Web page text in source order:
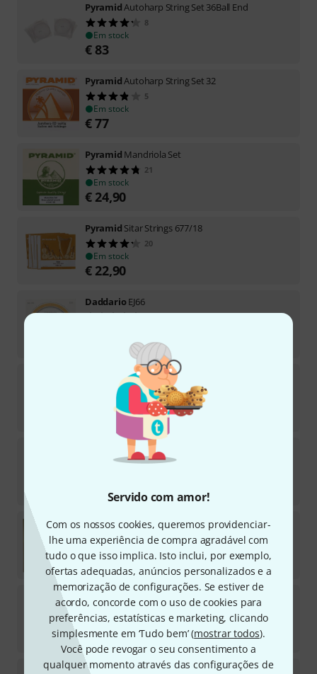
Servido com amor!
Com os nossos cookies, queremos providenciar-
lhe uma experiência de compra agradável com
tudo o que isso implica. Isto inclui, por exemplo,
ofertas adequadas, anúncios personalizados e a
memorização de configurações. Se estiver de
acordo, concorde com o uso de cookies para
preferências, estatísticas e marketing, clicando
simplesmente em ‘Tudo bem’ (mostrar todos).
Você pode revogar o seu consentimento a
qualquer momento através das configurações de
PyramidAutoharp String Set 36Ball End
8
Em stock
€ 83
PyramidAutoharp String Set 32
5
Em stock
€77
Pyramid Mandriola Set
21
Em stock
€ 24,90
Pyramid Sitar Strings 677/18
20
Em stock
€ 22,90
DaddarioEJ66
CA300-B Cavaquinho Brazil
11
8,90
EJ78 Mandocello
8
29
Mastro Bouzouki 6 Strings 011 SP
18
Em stock
€6
Aquila 2CH Nylgut Series
4
Em stock
€ 9,60
Pyramid Autoharp String Set 36